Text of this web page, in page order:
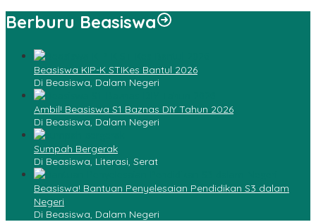
Berburu Beasiswa
Beasiswa KIP-K STIKes Bantul 2026
Di Beasiswa, Dalam Negeri
Ambil! Beasiswa S1 Baznas DIY Tahun 2026
Di Beasiswa, Dalam Negeri
Sumpah Bergerak
Di Beasiswa, Literasi, Serat
Beasiswa! Bantuan Penyelesaian Pendidikan S3 dalam
Negeri
Di Beasiswa, Dalam Negeri